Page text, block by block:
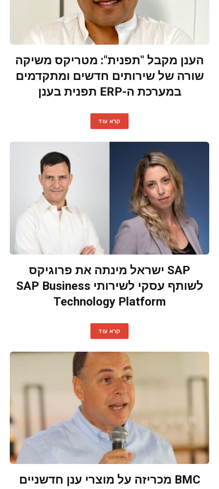
הענן מקבל "תפנית": מטריקס משיקה
שורה של שירותים חדשים ומתקדמים
במערכת ה-ERP תפנית בענן
קרא עוד
SAP ישראל מינתה את פרוגיקס
לשותף עסקי לשירותי SAP Business
Technology Platform
קרא עוד
BMC מכריזה על מוצרי ענן חדשניים